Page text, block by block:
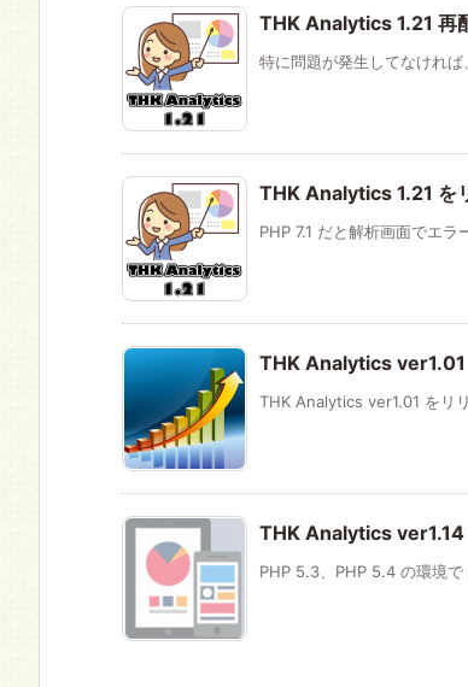
THK Analytics 1.21 再
特に問題が発生してなけれ
THK Analytics 1.21 を
PHP 7.1 だと解析画面でエ
THK Analytics ver1.01
THK Analytics ver1.01 をリ
THK Analytics ver1.14
PHP 5.3、PHP 5.4 の環境